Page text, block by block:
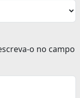
o no campo